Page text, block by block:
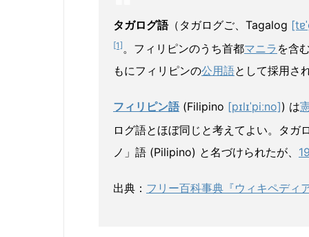
タガログ語（タガログご、 Tagalog
[1]。フィリピンのうち首都マニラ を含
もにフィリピンの公用語として採用さ
フィリピン語(Filipino [pɪlɪˈpiːno]) は
ログ語とほぼ同じと考えてよい。タ
ノ」語 (Pilipino) と名づけられたが、
出典： フリー百科事典『ウィキペディ